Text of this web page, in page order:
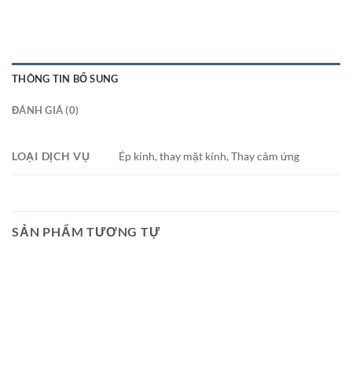
THÔNG TIN BỔ SUNG
ĐÁNH GIÁ (0)
LOẠI DỊCH VỤ Ép kính, thay mặt kính, Thay cảm ứng
SẢN PHẨM TƯƠNG TỰ